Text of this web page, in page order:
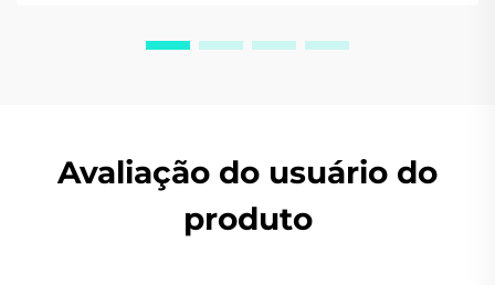
Avaliação do usuário do
produto